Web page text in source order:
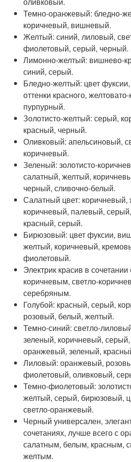
Темно-оранжевый: бледно-
коричневый, вишневый.
Желтый: синий, лиловый,
фиолетовый, серый, черный.
Лимонно-желтый: вишнево-
синий, серый.
Бледно-желтый: цвет
оттенки красного,
пурпурный.
Золотисто-желтый: серый,
красный, черный.
Оливковый: апельсиновый,
коричневый.
Зеленый: золотисто-
салатный, желтый,
черный, сливочно-белый.
Салатный цвет: коричневый,
коричневый, палевый,
красный, серый.
Бирюзовый: цвет фуксии,
желтый, коричневый,
фиолетовый.
Электрик красив в
коричневым, светло-
серебряным.
Голубой: красный, серый,
розовый, белый, желтый.
Темно-синий: светло-
зеленый, коричневый,
оранжевый, зеленый,
Лиловый: оранжевый,
фиолетовый, оливковый,
Темно-фиолетовый:
желтый, серый, бирюзовый,
светло-оранжевый.
Черный универсален,
сочетаниях, лучше всего с
салатным, белым, красным,
желтым.